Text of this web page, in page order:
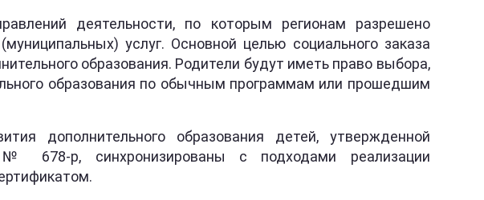
деятельности, по которым регионам разрешено
услуг. Основной целью социального заказа
образования. Родители будут иметь право выбора,
образования по обычным программам или прошедшим
дополнительного образования детей, утвержденной
678-р, синхронизированы с подходами реализации